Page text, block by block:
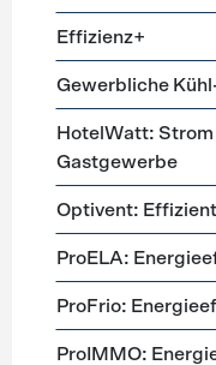
Effizienz+
Gewerbliche
HotelWatt: Strom
Gastgewerbe
Optivent:
ProELA:
ProFrio:
ProIMMO: